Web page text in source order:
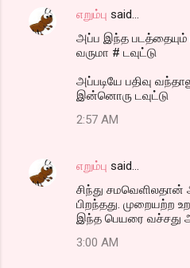
எறும்பு said…
அப்ப இந்த படத்தையும்
வருமா # டவுட்டு
அப்படியே பதிவு
இன்னொரு டவுட்டு
2:57 AM
எறும்பு said…
சிந்து சமவெளிலதான்
பிறந்தது. முறையற்ற
இந்த பெயரை வச்சது
3:00 AM